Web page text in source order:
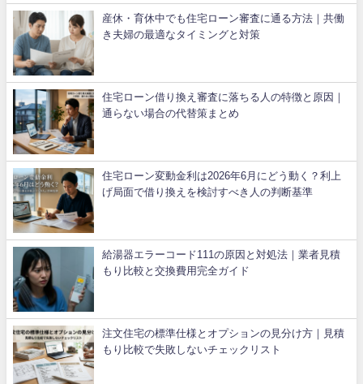
産休・育休中でも住宅ローン審査に通る方法｜共働
き夫婦の最適なタイミングと対策
住宅ローン借り換え審査に落ちる人の特徴と原因｜
通らない場合の代替策まとめ
住宅ローン変動金利は2026年6月にどう動く？利上
げ局面で借り換えを検討すべき人の判断基準
給湯器エラーコード111の原因と対処法｜業者見積
もり比較と交換費用完全ガイド
注文住宅の標準仕様とオプションの見分け方｜見積
もり比較で失敗しないチェックリスト